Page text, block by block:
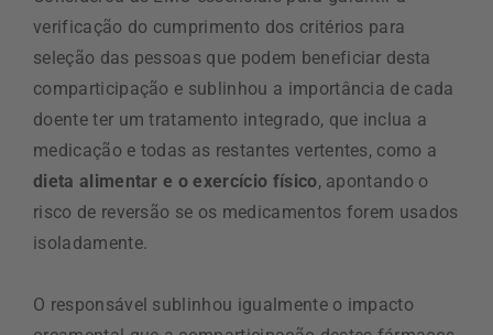
verificação do cumprimento dos critérios para
seleção das pessoas que podem beneficiar desta
comparticipação e sublinhou a importância de cada
doente ter um tratamento integrado, que inclua a
medicação e todas as restantes vertentes, como a
dieta alimentar e o exercício físico, apontando o
risco de reversão se os medicamentos forem usados
isoladamente.
O responsável sublinhou igualmente o impacto